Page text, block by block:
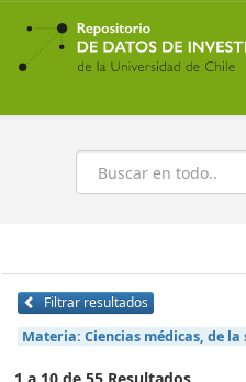
Ir
contenido
principal
Buscar
Filtrar resultados
Materia: Ciencias médicas, de
1 a 10 de 55 Resultados